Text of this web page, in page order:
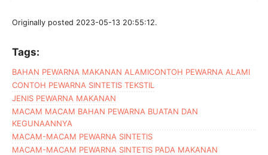
Originally posted 2023-05-13 20:55:12.
Tags:
BAHAN PEWARNA MAKANAN ALAMICONTOH PEWARNA ALAMI
CONTOH PEWARNA SINTETIS TEKSTIL
JENIS PEWARNA MAKANAN
MACAM MACAM BAHAN PEWARNA BUATAN DAN
KEGUNAANNYA
MACAM-MACAM PEWARNA SINTETIS
MACAM-MACAM PEWARNA SINTETIS PADA MAKANAN